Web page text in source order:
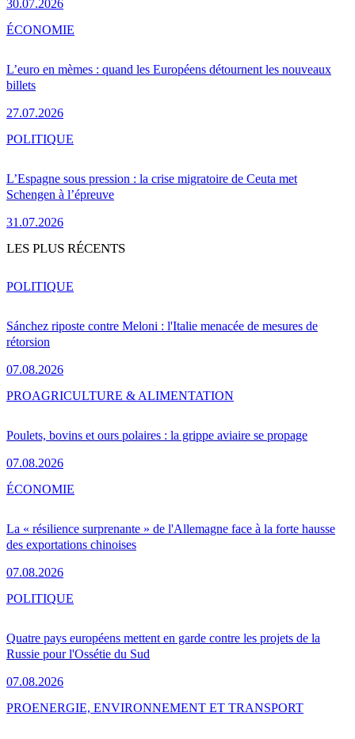
30.07.2026
L’euro en mèmes : quand les Européens détournent les nouveaux
billets
27.07.2026
ÉCONOMIE
L’Espagne sous pression : la crise migratoire de Ceuta met
Schengen à l’épreuve
31.07.2026
POLITIQUE
LES PLUS RÉCENTS
Sánchez riposte contre Meloni : l'Italie menacée de mesures de
rétorsion
07.08.2026
POLITIQUE
Poulets, bovins et ours polaires : la grippe aviaire se propage
07.08.2026
PROAGRICULTURE & ALIMENTATION
La « résilience surprenante » de l'Allemagne face à la forte hausse
des exportations chinoises
07.08.2026
ÉCONOMIE
Quatre pays européens mettent en garde contre les projets de la
Russie pour l'Ossétie du Sud
07.08.2026
POLITIQUE
PROENERGIE, ENVIRONNEMENT ET TRANSPORT